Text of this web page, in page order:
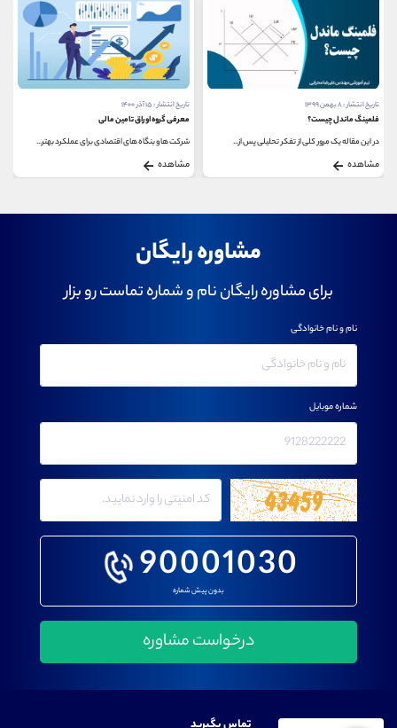
تاریخ انتشار : ۸ بهمن ۱۳۹۹
فلمینگ ماندل چیست؟
در این مقاله یک مرور کلی از تفکر تحلیلی پس از...
مشاهده
تاریخ انتشار : ۱۵ آذر ۱۴۰۰
معرفی گروه اوراق تامین مالی
شرکت ها و بنگاه های اقتصادی برای عملکرد بهتر...
مشاهده
مشاوره رایگان
برای مشاوره رایگان نام و شماره تماست رو بزار
90001030
بدون پیش شماره
نام و نام خانوادگی
شماره موبایل